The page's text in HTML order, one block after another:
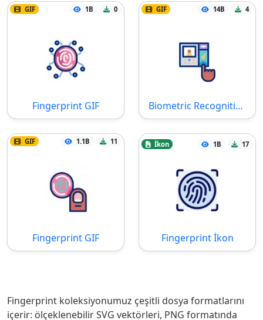
GIF 1B 0
Fingerprint GIF
GIF 14B 4
Biometric Recognition GIF
GIF 1.1B 11
Fingerprint GIF
İkon 1B 17
Fingerprint İkon
Fingerprint koleksiyonumuz çeşitli dosya formatlarını
içerir: ölçeklenebilir SVG vektörleri, PNG formatında